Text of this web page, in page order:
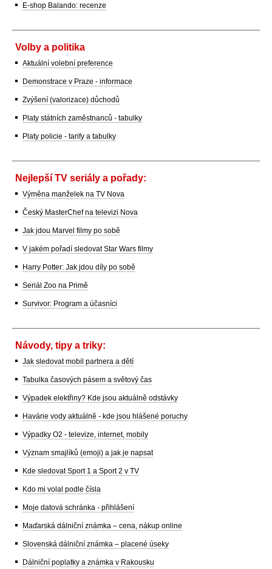
E-shop Balando: recenze
Volby a politika
Aktuální volební preference
Demonstrace v Praze - informace
Zvýšení (valorizace) důchodů
Platy státních zaměstnanců - tabulky
Platy policie - tarify a tabulky
Nejlepší TV seriály a pořady:
Výměna manželek na TV Nova
Český MasterChef na televizi Nova
Jak jdou Marvel filmy po sobě
V jakém pořadí sledovat Star Wars filmy
Harry Potter: Jak jdou díly po sobě
Seriál Zoo na Primě
Survivor: Program a účasníci
Návody, tipy a triky:
Jak sledovat mobil partnera a dětí
Tabulka časových pásem a světový čas
Výpadek elektřiny? Kde jsou aktuálně odstávky
Havárie vody aktuálně - kde jsou hlášené poruchy
Výpadky O2 - televize, internet, mobily
Význam smajlíků (emoji) a jak je napsat
Kde sledovat Sport 1 a Sport 2 v TV
Kdo mi volal podle čísla
Moje datová schránka - přihlášení
Maďarská dálniční známka – cena, nákup online
Slovenská dálniční známka – placené úseky
Dálniční poplatky a známka v Rakousku